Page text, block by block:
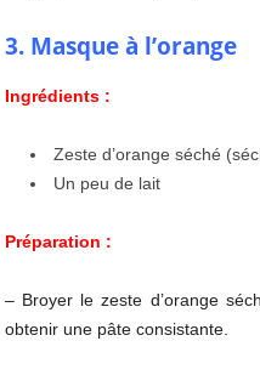
3. Masque à l’orange
Ingrédients :
Zeste d’orange séché
Un peu de lait
Préparation :
– Broyer le zeste d’orange
obtenir une pâte consistante.